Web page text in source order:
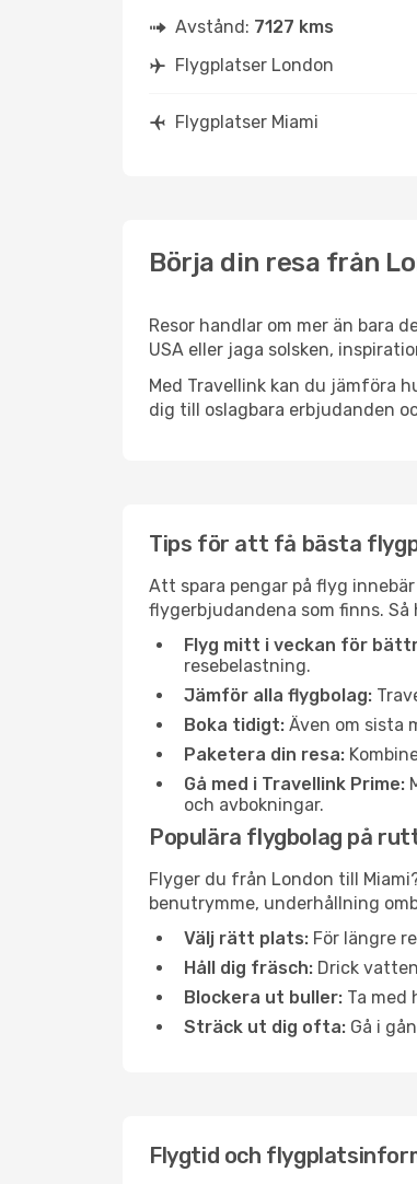
Avstånd: 7127 kms
Flygplatser London
Flygplatser Miami
Börja din resa från
Resor handlar om mer än bara
USA eller jaga solsken,
Med Travellink kan du jämföra
dig till oslagbara erbjudanden
Tips för att få bästa
Att spara pengar på flyg
flygerbjudandena som finns.
Flyg mitt i veckan för
resebelastning.
Jämför alla flygbolag:
Boka tidigt: Även om sista
Paketera din resa:
Gå med i Travellink Prime:
och avbokningar.
Populära flygbolag på
Flyger du från London till
benutrymme, underhållning
Välj rätt plats: För längre
Håll dig fräsch: Drick
Blockera ut buller: Ta med
Sträck ut dig ofta: Gå i
Flygtid och